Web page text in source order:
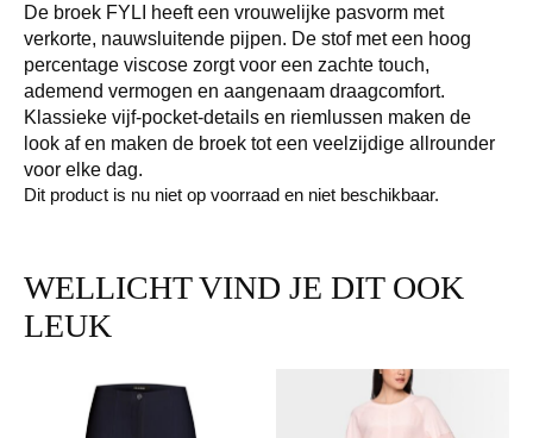
De broek FYLI heeft een vrouwelijke pasvorm met
verkorte, nauwsluitende pijpen. De stof met een hoog
percentage viscose zorgt voor een zachte touch,
ademend vermogen en aangenaam draagcomfort.
Klassieke vijf-pocket-details en riemlussen maken de
look af en maken de broek tot een veelzijdige allrounder
voor elke dag.
Dit product is nu niet op voorraad en niet beschikbaar.
WELLICHT VIND JE DIT OOK
LEUK